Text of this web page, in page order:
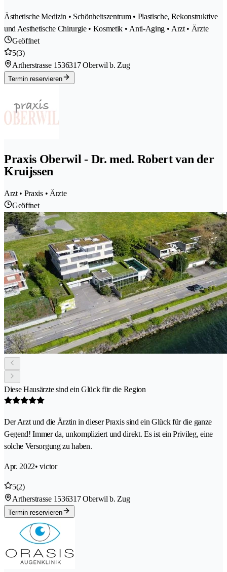
Ästhetische Medizin • Schönheitszentrum • Plastische, Rekonstruktive
und Aesthetische Chirurgie • Kosmetik • Anti-Aging • Arzt • Ärzte
Geöffnet
5(3)
Artherstrasse 1536317 Oberwil b. Zug
Termin reservieren
Praxis Oberwil - Dr. med. Robert van der
Kruijssen
Arzt • Praxis • Ärzte
Geöffnet
Diese Hausärzte sind ein Glück für die Region
Der Arzt und die Ärztin in dieser Praxis sind ein Glück für die ganze
Gegend! Immer da, unkompliziert und direkt. Es ist ein Privileg, eine
solche Versorgung zu haben.
Apr. 2022• victor
5(2)
Artherstrasse 1536317 Oberwil b. Zug
Termin reservieren